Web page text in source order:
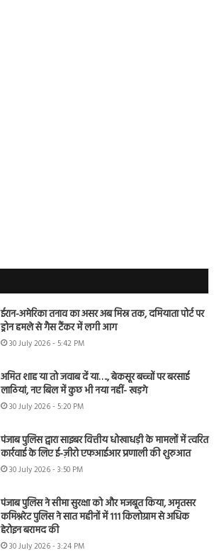
ईरान-अमेरिका तनाव का असर अब मिस्र तक, दमियाता पोर्ट पर
ड्रोन हमले से गैस टैंकर में लगी आग
30 July 2026 - 5:42 PM
अमित शाह या तो जवाब दें या…., बेकसूर बच्चों पर बरसाई
लाठियां, नए बिल में कुछ भी नया नहीं- खड़गे
30 July 2026 - 5:20 PM
पंजाब पुलिस द्वारा साइबर वित्तीय धोखाधड़ी के मामलों में त्वरित
कार्रवाई के लिए ई-ज़ीरो एफआईआर प्रणाली की शुरुआत
30 July 2026 - 3:50 PM
पंजाब पुलिस ने सीमा सुरक्षा को और मजबूत किया, अमृतसर
कमिश्नरेट पुलिस ने सात महीनों में 111 किलोग्राम से अधिक
हेरोइन बरामद की
30 July 2026 - 3:24 PM